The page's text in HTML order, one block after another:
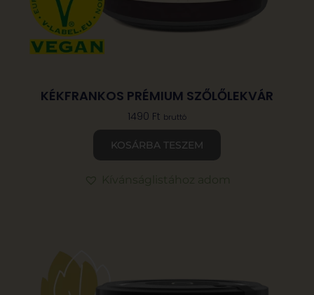
KÉKFRANKOS PRÉMIUM SZŐLŐLEKVÁR
1490 Ft bruttó
KOSÁRBA TESZEM